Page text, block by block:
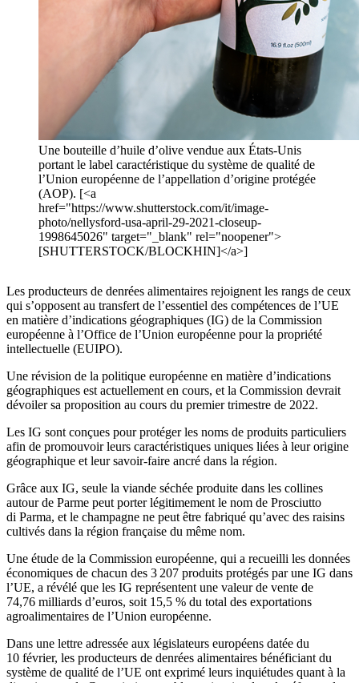
Une bouteille d’huile d’olive vendue aux États-Unis
portant le label caractéristique du système de qualité de
l’Union européenne de l’appellation d’origine protégée
(AOP). [<a
href="https://www.shutterstock.com/it/image-
photo/nellysford-usa-april-29-2021-closeup-
1998645026" target="_blank" rel="noopener">
[SHUTTERSTOCK/BLOCKHIN]</a>]
Les producteurs de denrées alimentaires rejoignent les rangs de ceux
qui s’opposent au transfert de l’essentiel des compétences de l’UE
en matière d’indications géographiques (IG) de la Commission
européenne à l’Office de l’Union européenne pour la propriété
intellectuelle (EUIPO).
Une révision de la politique européenne en matière d’indications
géographiques est actuellement en cours, et la Commission devrait
dévoiler sa proposition au cours du premier trimestre de 2022.
Les IG sont conçues pour protéger les noms de produits particuliers
afin de promouvoir leurs caractéristiques uniques liées à leur origine
géographique et leur savoir-faire ancré dans la région.
Grâce aux IG, seule la viande séchée produite dans les collines
autour de Parme peut porter légitimement le nom de Prosciutto
di Parma, et le champagne ne peut être fabriqué qu’avec des raisins
cultivés dans la région française du même nom.
Une étude de la Commission européenne, qui a recueilli les données
économiques de chacun des 3 207 produits protégés par une IG dans
l’UE, a révélé que les IG représentent une valeur de vente de
74,76 milliards d’euros, soit 15,5 % du total des exportations
agroalimentaires de l’Union européenne.
Dans une lettre adressée aux législateurs européens datée du
10 février, les producteurs de denrées alimentaires bénéficiant du
système de qualité de l’UE ont exprimé leurs inquiétudes quant à la